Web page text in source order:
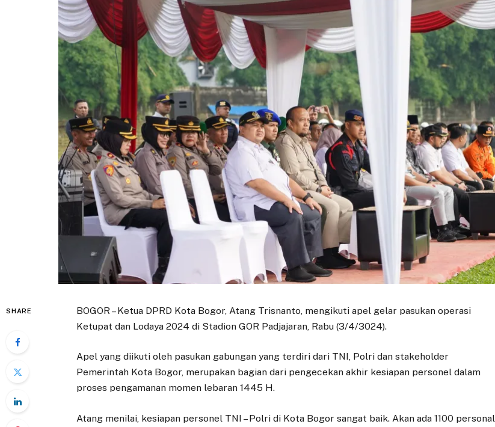
SHARE
BOGOR – Ketua DPRD Kota Bogor, Atang Trisnanto, mengikuti apel gelar pasukan operasi
Ketupat dan Lodaya 2024 di Stadion GOR Padjajaran, Rabu (3/4/3024).
Apel yang diikuti oleh pasukan gabungan yang terdiri dari TNI, Polri dan stakeholder
Pemerintah Kota Bogor, merupakan bagian dari pengecekan akhir kesiapan personel dalam
proses pengamanan momen lebaran 1445 H.
Atang menilai, kesiapan personel TNI – Polri di Kota Bogor sangat baik. Akan ada 1100 personal